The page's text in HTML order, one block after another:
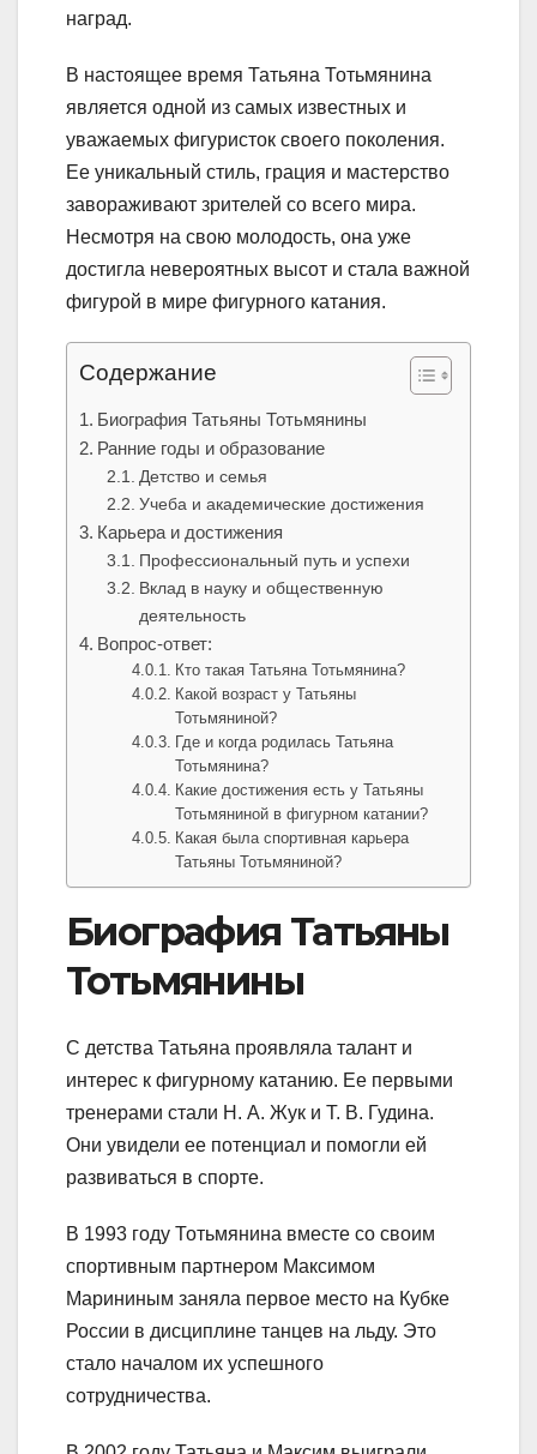
наград.
В настоящее время Татьяна Тотьмянина
является одной из самых известных и
уважаемых фигуристок своего поколения.
Ее уникальный стиль, грация и мастерство
завораживают зрителей со всего мира.
Несмотря на свою молодость, она уже
достигла невероятных высот и стала важной
фигурой в мире фигурного катания.
Содержание
Биография Татьяны Тотьмянины
Ранние годы и образование
Детство и семья
Учеба и академические достижения
Карьера и достижения
Профессиональный путь и успехи
Вклад в науку и общественную
деятельность
Вопрос-ответ:
Кто такая Татьяна Тотьмянина?
Какой возраст у Татьяны
Тотьмяниной?
Где и когда родилась Татьяна
Тотьмянина?
Какие достижения есть у Татьяны
Тотьмяниной в фигурном катании?
Какая была спортивная карьера
Татьяны Тотьмяниной?
Биография Татьяны
Тотьмянины
С детства Татьяна проявляла талант и
интерес к фигурному катанию. Ее первыми
тренерами стали Н. А. Жук и Т. В. Гудина.
Они увидели ее потенциал и помогли ей
развиваться в спорте.
В 1993 году Тотьмянина вместе со своим
спортивным партнером Максимом
Марининым заняла первое место на Кубке
России в дисциплине танцев на льду. Это
стало началом их успешного
сотрудничества.